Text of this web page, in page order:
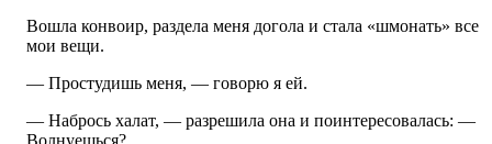
Вошла конвоир, раздела меня догола и стала «шмонать» все
мои вещи.
— Простудишь меня, — говорю я ей.
— Набрось халат, — разрешила она и поинтересовалась: —